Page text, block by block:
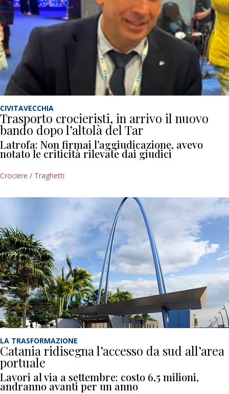
CIVITAVECCHIA
Trasporto crocieristi, in arrivo il nuovo
bando dopo l’altolà del Tar
Latrofa: Non firmai l’aggiudicazione, avevo
notato le criticità rilevate dai giudici
Crociere / Traghetti
LA TRASFORMAZIONE
Catania ridisegna l’accesso da sud all’area
portuale
Lavori al via a settembre: costo 6,5 milioni,
andranno avanti per un anno